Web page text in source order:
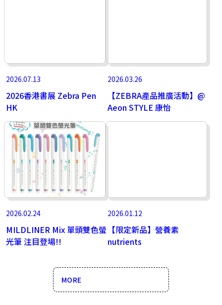
2026.07.13
2026香港書展 Zebra Pen
HK
2026.03.26
【ZEBRA產品推廣活動】@
Aeon STYLE 康怡
2026.02.24
MILDLINER Mix 單頭雙色螢
光筆 注目登場!!
2026.01.12
【限定新品】營養素
nutrients
MORE